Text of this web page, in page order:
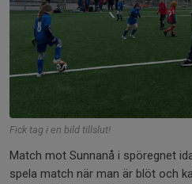
Fick tag i en bild tillslut!
Match mot Sunnanå i spöregnet
spela match när man är blöt och